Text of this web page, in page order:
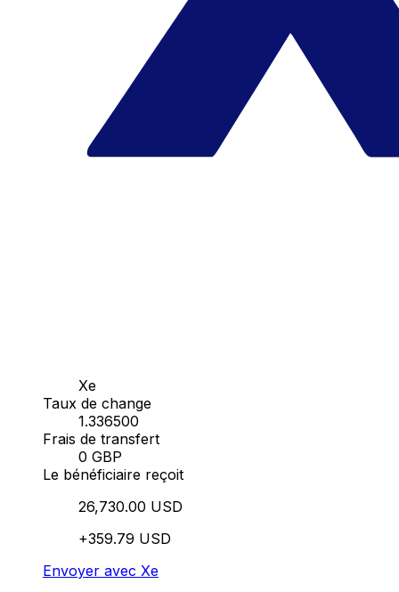
Xe
Taux de change
1.336500
Frais de transfert
0 GBP
Le bénéficiaire reçoit
26,730.00 USD
+359.79 USD
Envoyer avec Xe